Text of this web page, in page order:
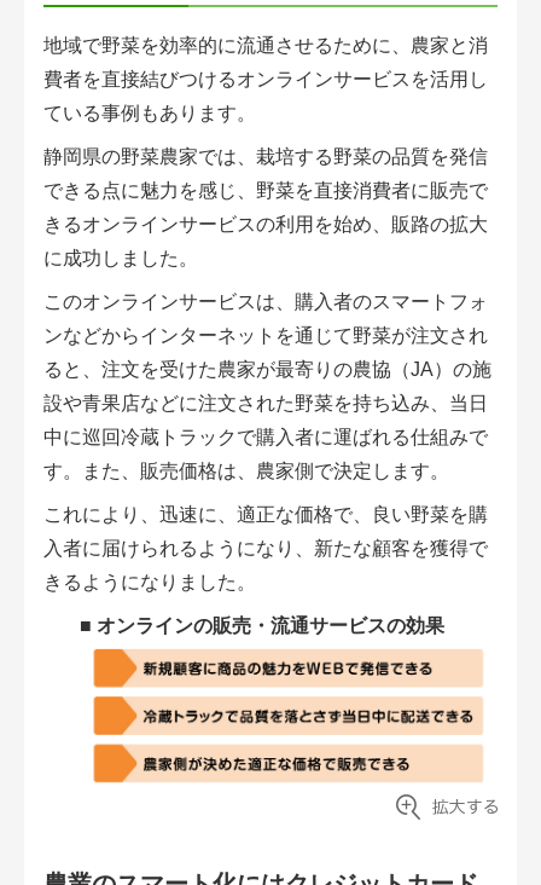
地域で野菜を効率的に流通させるために、農家と消
費者を直接結びつけるオンラインサービスを活用し
ている事例もあります。
静岡県の野菜農家では、栽培する野菜の品質を発信
できる点に魅力を感じ、野菜を直接消費者に販売で
きるオンラインサービスの利用を始め、販路の拡大
に成功しました。
このオンラインサービスは、購入者のスマートフォ
ンなどからインターネットを通じて野菜が注文され
ると、注文を受けた農家が最寄りの農協（JA）の施
設や青果店などに注文された野菜を持ち込み、当日
中に巡回冷蔵トラックで購入者に運ばれる仕組みで
す。また、販売価格は、農家側で決定します。
これにより、迅速に、適正な価格で、良い野菜を購
入者に届けられるようになり、新たな顧客を獲得で
きるようになりました。
■ オンラインの販売・流通サービスの効果